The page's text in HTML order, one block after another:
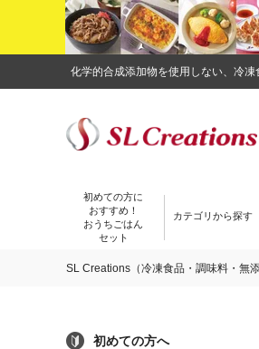
化学的合成添加物を使用しない、冷
初めての方に
おすすめ！
おうちごはん
セット
カテゴリから探す
SL Creations（冷凍食品・調味料・無
初めての方へ